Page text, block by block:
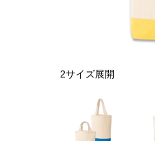
2サイズ展開